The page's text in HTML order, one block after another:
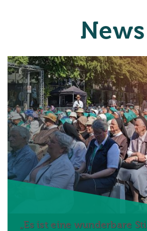
News
„Es ist eine wunderbare